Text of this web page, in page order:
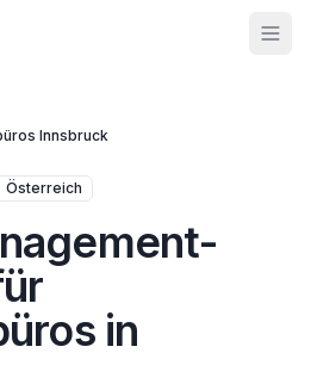
Innsbruck
Österreich
in